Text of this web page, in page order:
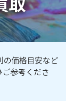
の価格目安など
参考くださ